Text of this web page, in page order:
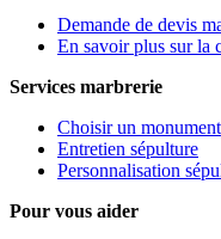
Demande de devis
En savoir plus sur la
Services marbrerie
Choisir un monument
Entretien sépulture
Personnalisation
Pour vous aider